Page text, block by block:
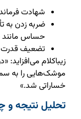
شهادت
ضربه زدن به
حساس مانند
تضعیف قدرت
زیباکلام می‌افزاید:
موشک‌هایی را به
خساراتی شد.»
تحلیل نتیجه و